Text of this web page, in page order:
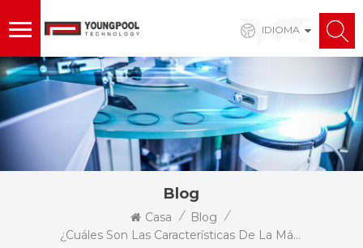
IDIOMA
Blog
Casa / Blog /
¿Cuáles Son Las Características De La Máquina De Empalme SMT?